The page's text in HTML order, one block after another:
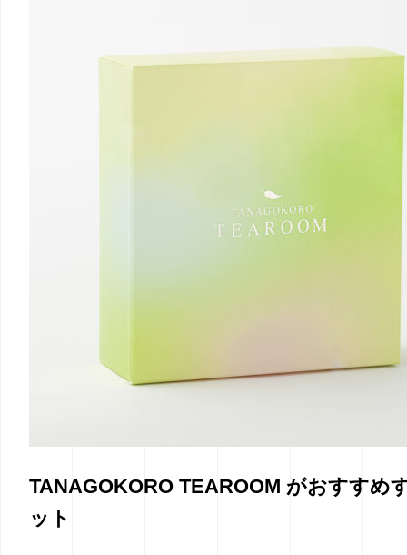
TANAGOKORO TEAROOM がおすすめ
ット